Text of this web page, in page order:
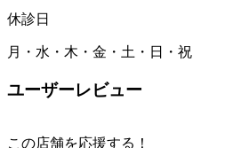
休診日
月・水・木・金・土・日・祝
ユーザーレビュー
この店舗を応援する！